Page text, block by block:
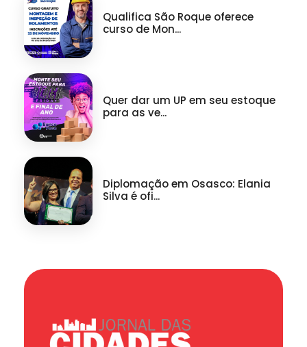
Qualifica São Roque oferece
curso de Mon...
Quer dar um UP em seu estoque
para as ve...
Diplomação em Osasco: Elania
Silva é ofi...